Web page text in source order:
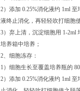
2）添加 0.25%消化液约 1ml
液终止消化，再轻轻吹打细胞
3）弃上清，沉淀细胞用 1-2ml
培养箱中培养；
2、细胞冻存：
1）细胞生长至覆盖培养瓶的
2）添加 0.25%消化液约 1ml